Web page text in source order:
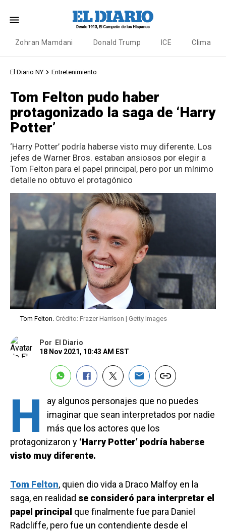
Zohran Mamdani Donald Trump ICE Clima
El Diario NY Entretenimiento
Tom Felton pudo haber
protagonizado la saga de ‘Harry
Potter’
‘Harry Potter’ podría haberse visto muy diferente. Los
jefes de Warner Bros. estaban ansiosos por elegir a
Tom Felton para el papel principal, pero por un mínimo
detalle no obtuvo el protagónico
Tom Felton. Crédito: Frazer Harrison | Getty Images
Por El Diario
18 Nov 2021, 10:43 AM EST
H
ay algunos personajes que no puedes
imaginar que sean interpretados por nadie
más que los actores que los
protagonizaron y ‘Harry Potter’ podría haberse
visto muy diferente.
Tom Felton, quien dio vida a Draco Malfoy en la
saga, en realidad se consideró para interpretar el
papel principal que finalmente fue para Daniel
Radcliffe, pero fue un contendiente desde el